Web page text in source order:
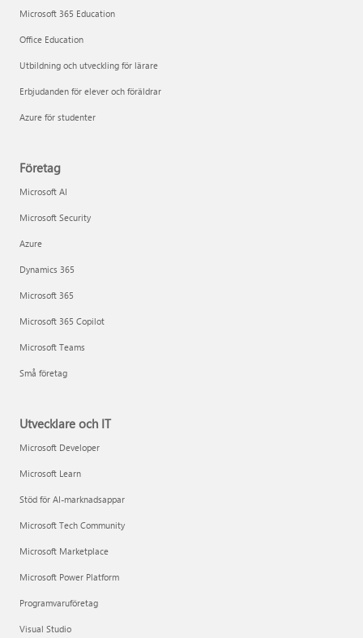
Microsoft 365 Education
Office Education
Utbildning och utveckling för lärare
Erbjudanden för elever och föräldrar
Azure för studenter
Företag
Microsoft AI
Microsoft Security
Azure
Dynamics 365
Microsoft 365
Microsoft 365 Copilot
Microsoft Teams
Små företag
Utvecklare och IT
Microsoft Developer
Microsoft Learn
Stöd för AI-marknadsappar
Microsoft Tech Community
Microsoft Marketplace
Microsoft Power Platform
Programvaruföretag
Visual Studio